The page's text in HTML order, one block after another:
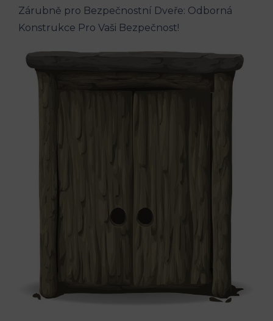
Zárubně pro Bezpečnostní Dveře: Odborná
Konstrukce Pro Vaši Bezpečnost!